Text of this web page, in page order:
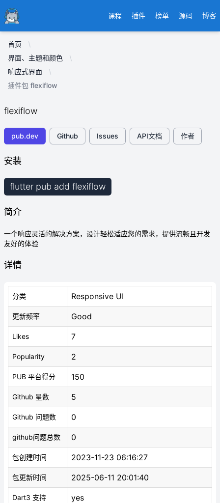
Ducafecat 课程 插件 榜单 源码 博客
首页
界面、主题和颜色
响应式界面
插件包 flexiflow
flexiflow
pub.dev Github Issues API文档 作者
安装
flutter pub add flexiflow
简介
一个响应灵活的解决方案，设计轻松适应您的需求，提供流畅且开发
友好的体验
详情
分类 Responsive UI
更新频率 Good
Likes 7
Popularity 2
PUB 平台得分 150
Github 星数 5
Github 问题数 0
github问题总数 0
包创建时间 2023-11-23 06:16:27
包更新时间 2025-06-11 20:01:40
Dart3 支持 yes